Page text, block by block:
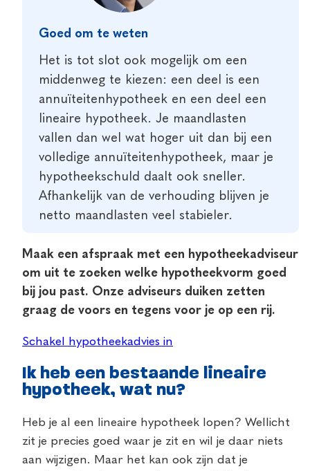
Goed om te weten
Het is tot slot ook mogelijk om een
middenweg te kiezen: een deel is een
annuïteitenhypotheek en een deel een
lineaire hypotheek. Je maandlasten
vallen dan wel wat hoger uit dan bij een
volledige annuïteitenhypotheek, maar je
hypotheekschuld daalt ook sneller.
Afhankelijk van de verhouding blijven je
netto maandlasten veel stabieler.
Maak een afspraak met een hypotheekadviseur
om uit te zoeken welke hypotheekvorm goed
bij jou past. Onze adviseurs duiken zetten
graag de voors en tegens voor je op een rij.
Schakel hypotheekadvies in
Ik heb een bestaande lineaire
hypotheek, wat nu?
Heb je al een lineaire hypotheek lopen? Wellicht
zit je precies goed waar je zit en wil je daar niets
aan wijzigen. Maar het kan ook zijn dat je